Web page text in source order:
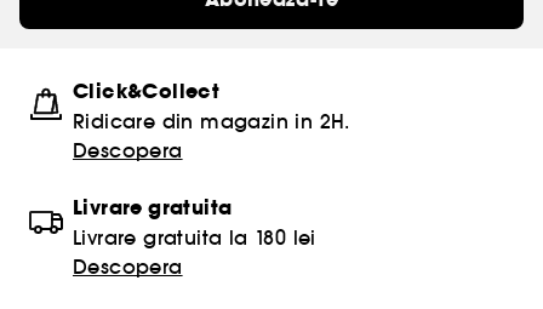
Click&Collect
Ridicare din magazin in 2H.
Descopera
Livrare gratuita
Livrare gratuita la 180 lei
Descopera